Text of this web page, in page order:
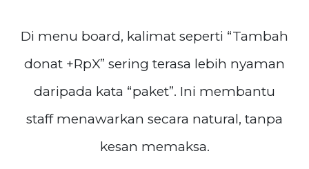
Di menu board, kalimat seperti “Tambah
donat +RpX” sering terasa lebih nyaman
daripada kata “paket”. Ini membantu
staff menawarkan secara natural, tanpa
kesan memaksa.